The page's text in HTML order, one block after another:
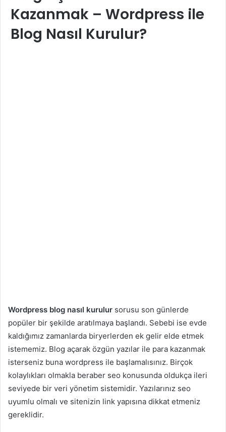
Kazanmak – Wordpress ile
Blog Nasıl Kurulur?
Wordpress blog nasıl kurulur sorusu son günlerde
popüler bir şekilde aratılmaya başlandı. Sebebi ise evde
kaldığımız zamanlarda biryerlerden ek gelir elde etmek
istememiz. Blog açarak özgün yazılar ile para kazanmak
isterseniz buna wordpress ile başlamalısınız. Birçok
kolaylıkları olmakla beraber seo konusunda oldukça ileri
seviyede bir veri yönetim sistemidir. Yazılarınız seo
uyumlu olmalı ve sitenizin link yapısına dikkat etmeniz
gereklidir.